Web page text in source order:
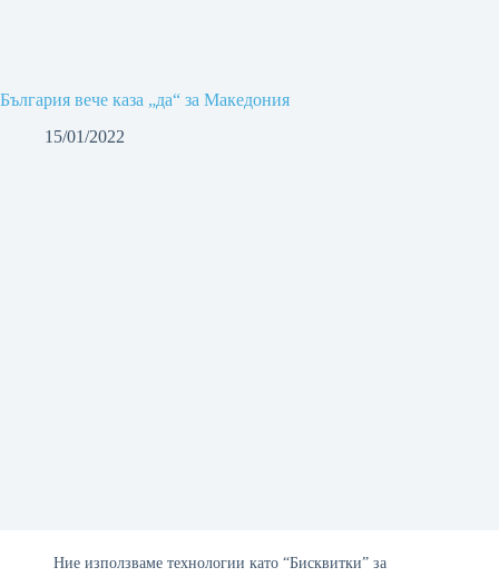
Ние използваме технологии като “Бисквитки” за
България вече каза „да“ за Македония
15/01/2022